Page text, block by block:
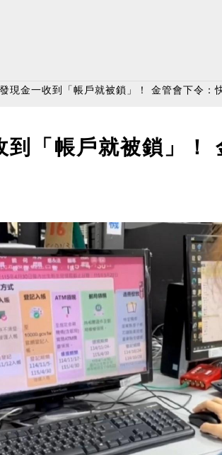
現金一收到「帳戶就被鎖」！ 金管會下令：
到「帳戶就被鎖」！